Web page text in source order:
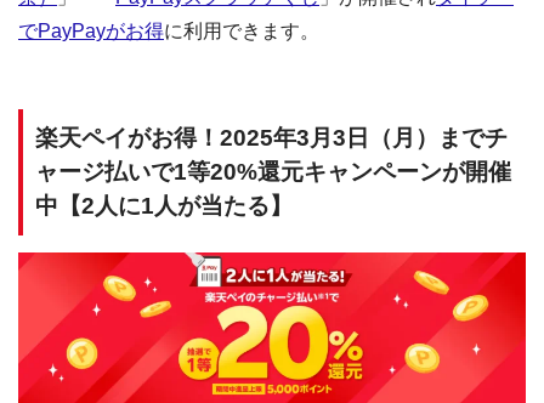
でPayPayがお得に利用できます。
楽天ペイがお得！2025年3月3日（月）までチ
ャージ払いで1等20%還元キャンペーンが開催
中【2人に1人が当たる】